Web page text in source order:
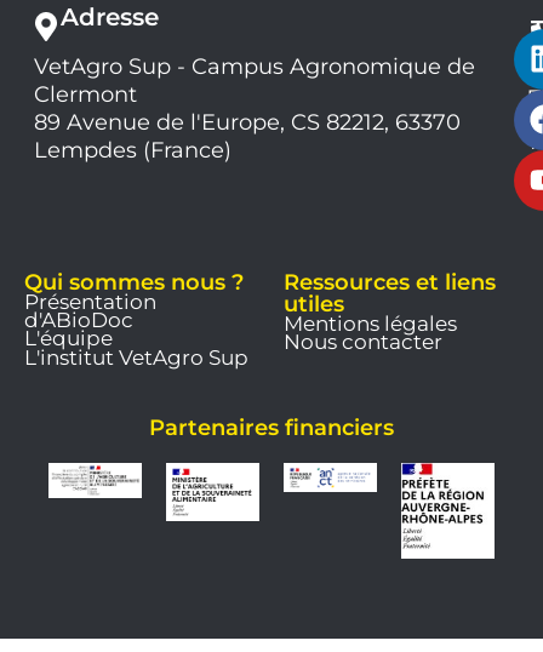
Adresse
VetAgro Sup - Campus Agronomique de
Clermont
89 Avenue de l'Europe, CS 82212, 63370
Lempdes (France)
Qui sommes nous ?
Présentation
d'ABioDoc
L'équipe
L'institut VetAgro Sup
Ressources et liens
utiles
Mentions légales
Nous contacter
Partenaires financiers